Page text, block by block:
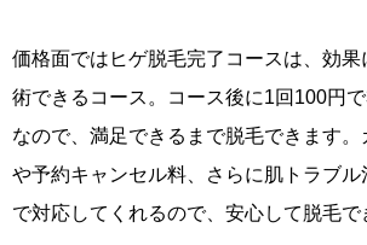
価格面ではヒゲ脱毛完了コースは、効
術できるコース。コース後に1回100円
なので、満足できるまで脱毛できます
や予約キャンセル料、さらに肌トラブ
で対応してくれるので、安心して脱毛で